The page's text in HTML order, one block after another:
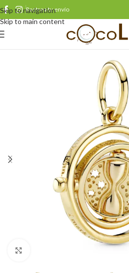
Skip to navigation
Skip to main content
Rastrea tu envío